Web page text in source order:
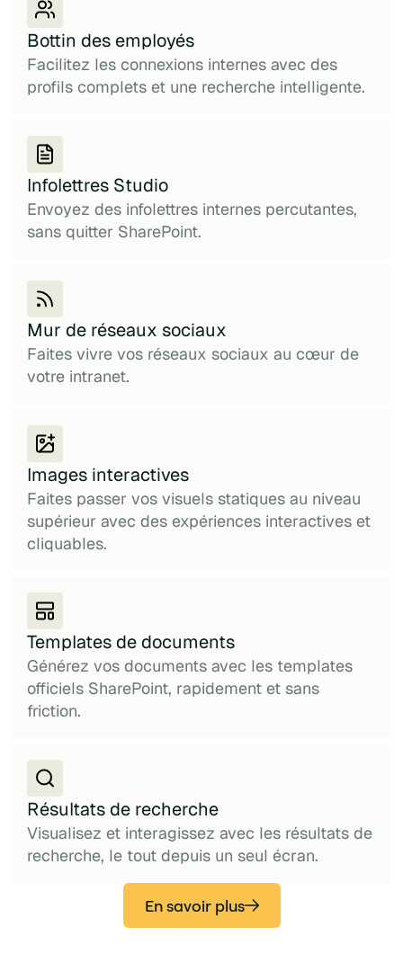
Bottin des employés
Facilitez les connexions internes avec des
profils complets et une recherche intelligente.
Infolettres Studio
Envoyez des infolettres internes percutantes,
sans quitter SharePoint.
Mur de réseaux sociaux
Faites vivre vos réseaux sociaux au cœur de
votre intranet.
Images interactives
Faites passer vos visuels statiques au niveau
supérieur avec des expériences interactives et
cliquables.
Templates de documents
Générez vos documents avec les templates
officiels SharePoint, rapidement et sans
friction.
Résultats de recherche
Visualisez et interagissez avec les résultats de
recherche, le tout depuis un seul écran.
En savoir plus